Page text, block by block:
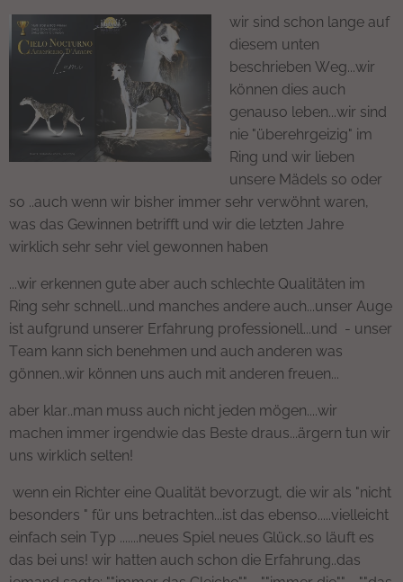
wir sind schon lange auf
diesem unten
beschrieben Weg...wir
können dies auch
genauso leben...wir sind
nie "überehrgeizig" im
Ring und wir lieben
unsere Mädels so oder
so ..auch wenn wir bisher immer sehr verwöhnt waren,
was das Gewinnen betrifft und wir die letzten Jahre
wirklich sehr sehr viel gewonnen haben
...wir erkennen gute aber auch schlechte Qualitäten im
Ring sehr schnell...und manches andere auch...unser Auge
ist aufgrund unserer Erfahrung professionell...und - unser
Team kann sich benehmen und auch anderen was
gönnen..wir können uns auch mit anderen freuen...
aber klar..man muss auch nicht jeden mögen....wir
machen immer irgendwie das Beste draus...ärgern tun wir
uns wirklich selten!
wenn ein Richter eine Qualität bevorzugt, die wir als "nicht
besonders " für uns betrachten...ist das ebenso.....vielleicht
einfach sein Typ .......neues Spiel neues Glück..so läuft es
das bei uns! wir hatten auch schon die Erfahrung..das